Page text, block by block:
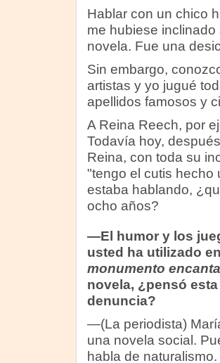
Hablar con un chico
me hubiese
novela. Fue una
Sin embargo,
artistas y yo jugué
apellidos famosos y
A Reina Reech, por
Todavía hoy,
Reina, con toda su
"tengo el cutis hecho
estaba hablando,
ocho años?
—El humor y los
usted ha utilizado
monumento
novela, ¿pensó
denuncia?
—(La periodista)
una novela social.
habla de